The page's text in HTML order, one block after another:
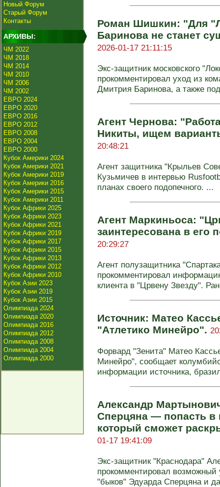
Новый Форум
Старый Форум
Контакты
АРХИВЫ:
ЧМ 2022
ЧМ 2018
ЧМ 2014
ЧМ 2010
ЧМ 2006
ЧМ 2002
ЕВРО 2024
ЕВРО 2020
ЕВРО 2016
ЕВРО 2012
ЕВРО 2008
ЕВРО 2004
ЕВРО 2000
Кубок Америки 2024
Кубок Америки 2021
Кубок Америки 2019
Кубок Америки 2016
Кубок Америки 2015
Кубок Америки 2011
Кубок Африки 2025
Кубок Африки 2023
Кубок Африки 2021
Кубок Африки 2019
Кубок Африки 2017
Кубок Африки 2015
Кубок Африки 2013
Кубок Африки 2012
Кубок Африки 2010
Кубок Азии 2023
Кубок Азии 2019
Кубок Азии 2015
Олимпиада 2024
Олимпиада 2020
Олимпиада 2016
Олимпиада 2012
Олимпиада 2008
Олимпиада 2004
Олимпиада 2000
Роман Шишкин: "Для
Баринова не станет
2026-01-17 21:11:15
Экс-защитник московского
прокомментировал уход из
Дмитрия Баринова, а также
Агент Чернова:
Никиты, ищем
20:48:21
Агент защитника "Крыльев
Кузьмичев в интервью
планах своего подопечного. ...
Агент Маркиньоса:
заинтересована в его
20:29:27
Агент полузащитника
прокомментировал
клиента в "Црвену Звезду".
Источник: Матео
"Атлетико Минейро".
Форвард "Зенита" Матео
Минейро", сообщает
информации источника,
Александр
Сперцяна — попасть в
который сможет
01-17 19:41:09
Экс-защитник "Краснодара"
прокомментировал возможный
"быков" Эдуарда Сперцяна и